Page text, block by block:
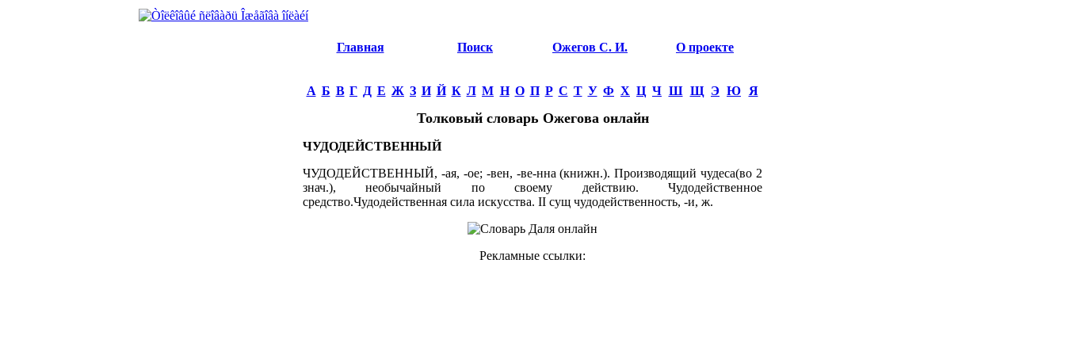
Главная Поиск Ожегов С. И. О проекте
А Б В Г Д Е Ж З И Й К Л М Н О П Р С Т У Ф Х Ц Ч Ш Щ Э Ю Я
Толковый словарь Ожегова онлайн
ЧУДОДЕЙСТВЕННЫЙ
ЧУДОДЕЙСТВЕННЫЙ, -ая, -ое; -вен, -ве-нна (книжн.). Производящий чудеса(во 2
знач.), необычайный по своему действию. Чудодейственное
средство.Чудодейственная сила искусства. II сущ чудодейственность, -и, ж.
Рекламные ссылки: